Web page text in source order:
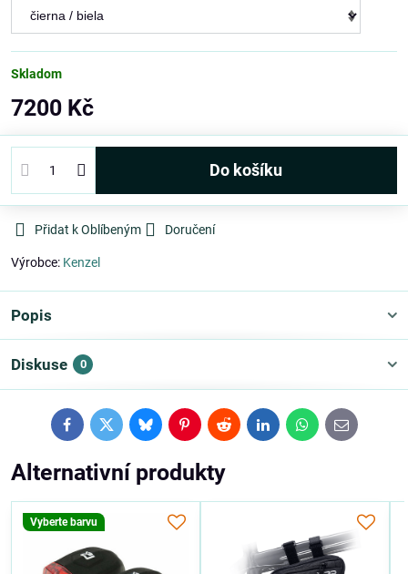
Skladom
7200 Kč
Do košíku
Přidat k Oblíbeným Doručení
Výrobce: Kenzel
Popis
Diskuse 0
FacebookTwitterBlueskyPinterestRedditLinkedInWhatsApp
E-
mail
Alternativní produkty
Vyberte barvu